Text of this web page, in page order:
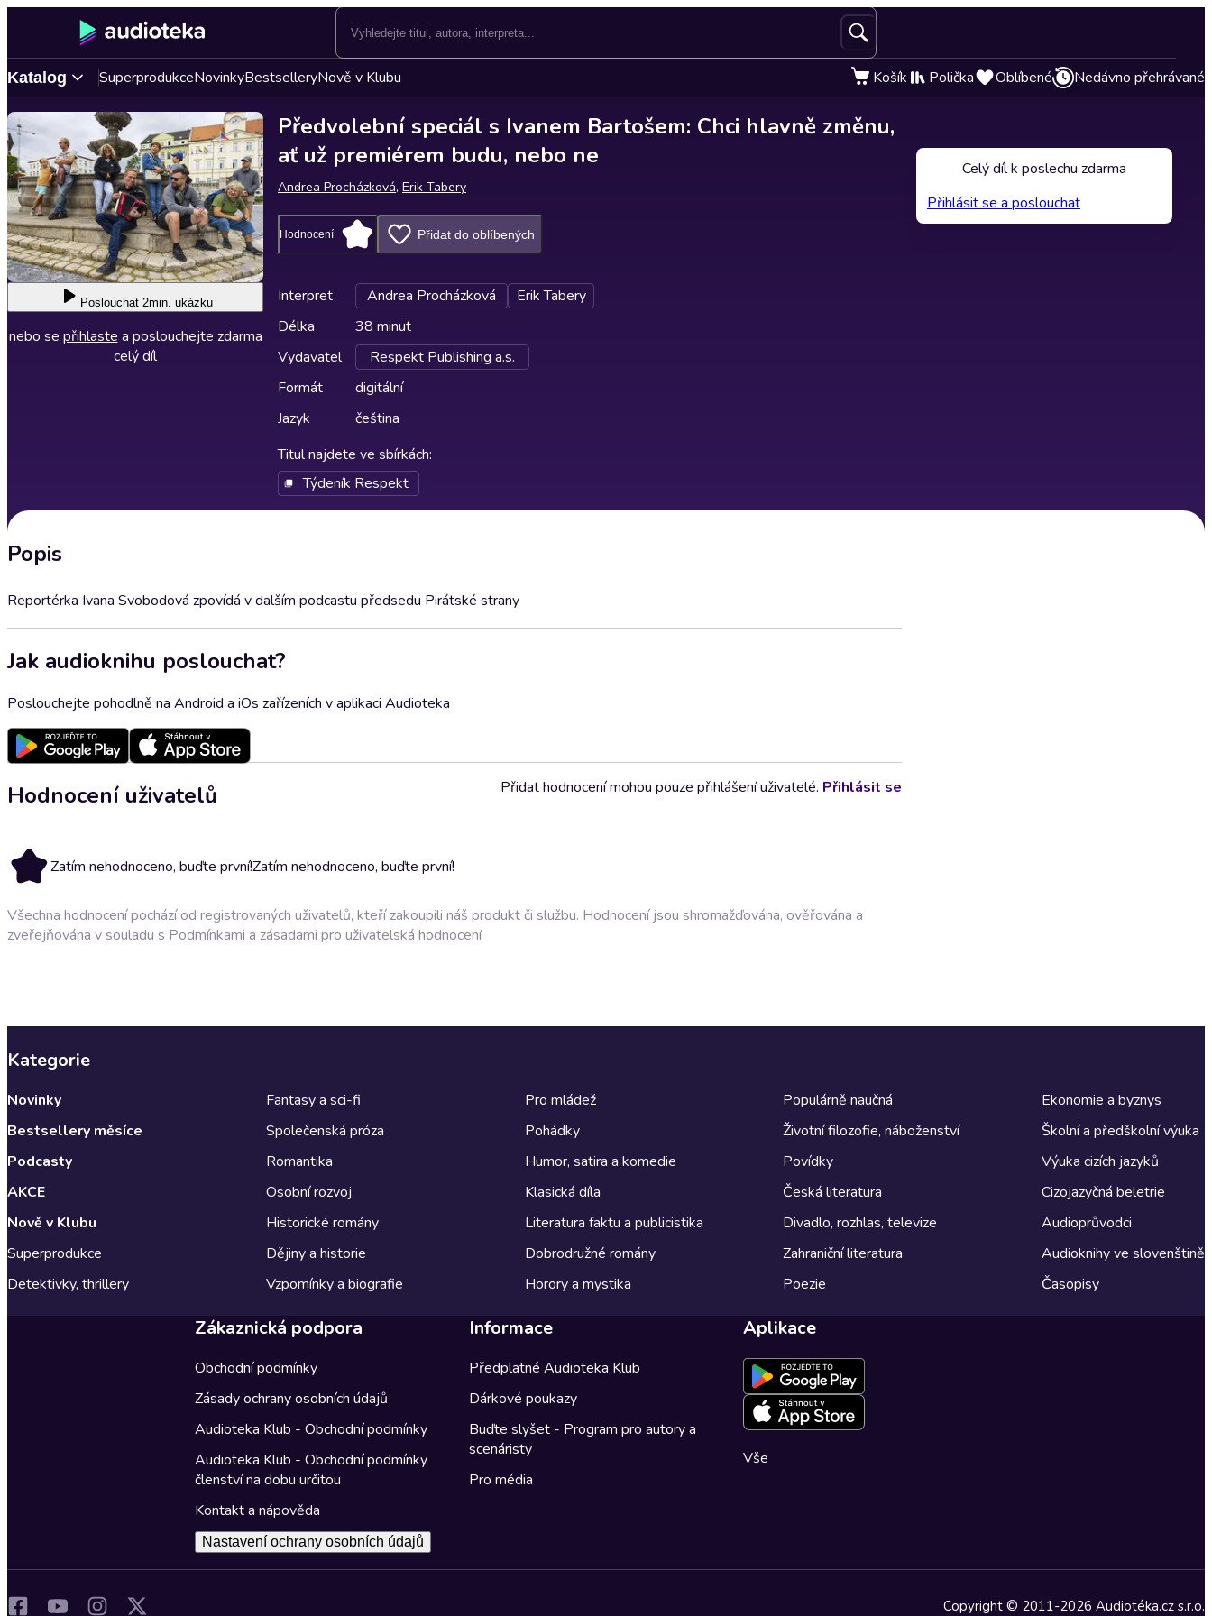
Katalog SuperprodukceNovinkyBestselleryNově v Klubu Košík Polička Oblíbené Nedávno přehrávané
Poslouchat 2min. ukázku
nebo se přihlaste a poslouchejte zdarma
celý díl
Předvolební speciál s Ivanem Bartošem: Chci hlavně změnu,
ať už premiérem budu, nebo ne
Andrea Procházková, Erik Tabery
Hodnocení Přidat do oblíbených
Interpret Andrea Procházková
Erik Tabery
Délka
38 minut
Vydavatel
Respekt Publishing a.s.
Formát
digitální
Jazyk
čeština
Titul najdete ve sbírkách:
Týdeník Respekt
Popis
Reportérka Ivana Svobodová zpovídá v dalším podcastu předsedu Pirátské strany
Jak audioknihu poslouchat?
Poslouchejte pohodlně na Android a iOs zařízeních v aplikaci Audioteka
Hodnocení uživatelů
Zatím nehodnoceno, buďte první!Zatím nehodnoceno, buďte první!
Přidat hodnocení mohou pouze přihlášení uživatelé. Přihlásit se
Všechna hodnocení pochází od registrovaných uživatelů, kteří zakoupili náš produkt či službu. Hodnocení jsou shromažďována, ověřována a
zveřejňována v souladu s Podmínkami a zásadami pro uživatelská hodnocení
Celý díl k poslechu zdarma
Přihlásit se a poslouchat
Kategorie
Novinky
Bestsellery měsíce
Podcasty
AKCE
Nově v Klubu
Superprodukce
Detektivky, thrillery
Fantasy a sci-fi
Společenská próza
Romantika
Osobní rozvoj
Historické romány
Dějiny a historie
Vzpomínky a biografie
Pro mládež
Pohádky
Humor, satira a komedie
Klasická díla
Literatura faktu a publicistika
Dobrodružné romány
Horory a mystika
Populárně naučná
Životní filozofie, náboženství
Povídky
Česká literatura
Divadlo, rozhlas, televize
Zahraniční literatura
Poezie
Ekonomie a byznys
Školní a předškolní výuka
Výuka cizích jazyků
Cizojazyčná beletrie
Audioprůvodci
Audioknihy ve slovenštině
Časopisy
Zákaznická podpora
Obchodní podmínky
Zásady ochrany osobních údajů
Audioteka Klub - Obchodní podmínky
Audioteka Klub - Obchodní podmínky
členství na dobu určitou
Kontakt a nápověda
Nastavení ochrany osobních údajů
Informace
Předplatné Audioteka Klub
Dárkové poukazy
Buďte slyšet - Program pro autory a
scenáristy
Pro média
Aplikace
Vše
Copyright © 2011-2026 Audiotéka.cz s.r.o.